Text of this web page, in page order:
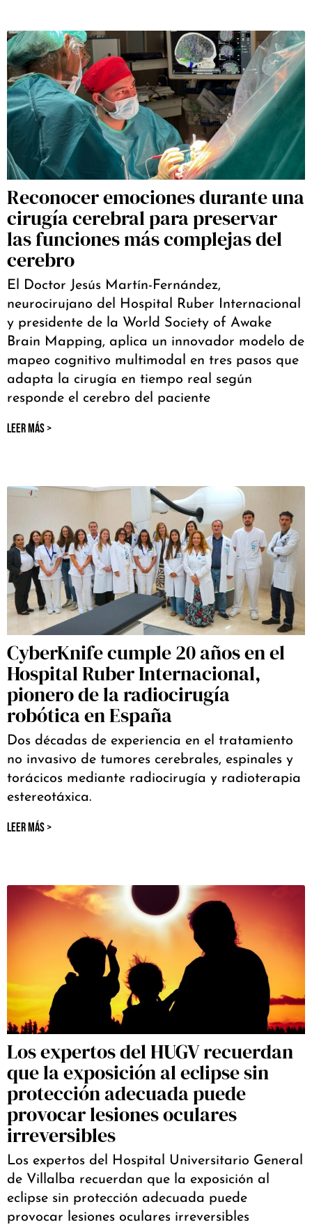
Reconocer emociones durante una
cirugía cerebral para preservar
las funciones más complejas del
cerebro
El Doctor Jesús Martín-Fernández,
neurocirujano del Hospital Ruber Internacional
y presidente de la World Society of Awake
Brain Mapping, aplica un innovador modelo de
mapeo cognitivo multimodal en tres pasos que
adapta la cirugía en tiempo real según
responde el cerebro del paciente
LEER MÁS >
CyberKnife cumple 20 años en el
Hospital Ruber Internacional,
pionero de la radiocirugía
robótica en España
Dos décadas de experiencia en el tratamiento
no invasivo de tumores cerebrales, espinales y
torácicos mediante radiocirugía y radioterapia
estereotáxica.
LEER MÁS >
Los expertos del HUGV recuerdan
que la exposición al eclipse sin
protección adecuada puede
provocar lesiones oculares
irreversibles
Los expertos del Hospital Universitario General
de Villalba recuerdan que la exposición al
eclipse sin protección adecuada puede
provocar lesiones oculares irreversibles